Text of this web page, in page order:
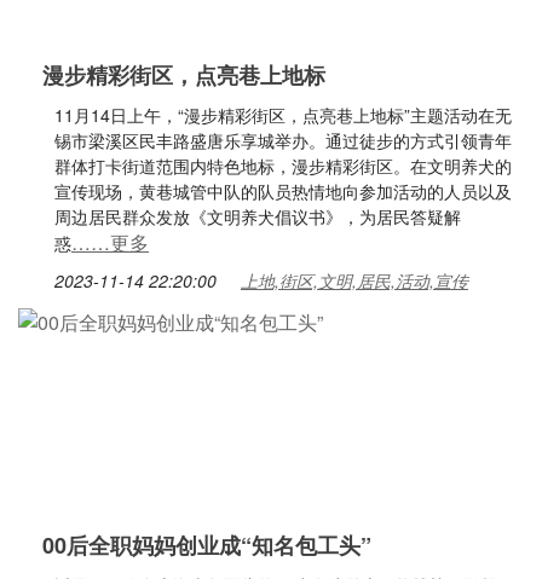
漫步精彩街区，点亮巷上地标
11月14日上午，“漫步精彩街区，点亮巷上地标”主题活动在无
锡市梁溪区民丰路盛唐乐享城举办。通过徒步的方式引领青年
群体打卡街道范围内特色地标，漫步精彩街区。在文明养犬的
宣传现场，黄巷城管中队的队员热情地向参加活动的人员以及
周边居民群众发放《文明养犬倡议书》，为居民答疑解
惑……更多
2023-11-14 22:20:00 上地,街区,文明,居民,活动,宣传
00后全职妈妈创业成“知名包工头”